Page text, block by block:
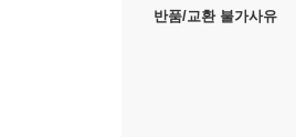
반품/교환 불가사유